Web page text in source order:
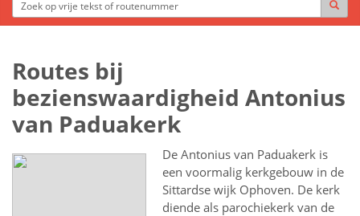
Routes bij
bezienswaardigheid Antonius
van Paduakerk
De Antonius van Paduakerk is
een voormalig kerkgebouw in de
Sittardse wijk Ophoven. De kerk
diende als parochiekerk van de